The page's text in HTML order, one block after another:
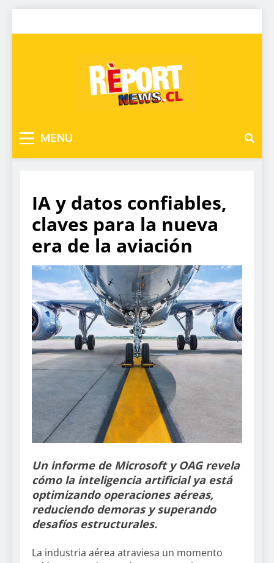
MENU
IA y datos confiables,
claves para la nueva
era de la aviación
Un informe de Microsoft y OAG revela
cómo la inteligencia artificial ya está
optimizando operaciones aéreas,
reduciendo demoras y superando
desafíos estructurales.
La industria aérea atraviesa un momento